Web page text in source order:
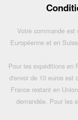
Votre commande est
Européenne et en
Pour les expéditions en
d'envoi de 10 euros est
France restant en
demandée. Pour les